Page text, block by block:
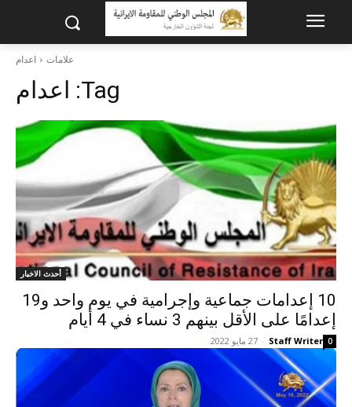
علامات اعدام
Tag: اعدام
أحدث الاخبار
10 إعدامات جماعية وإجرامية في يوم واحد و19
إعدامًا على الأقل بينهم 3 نساء في 4 أيام
Staff Writer
- 27 مايو 2022 0